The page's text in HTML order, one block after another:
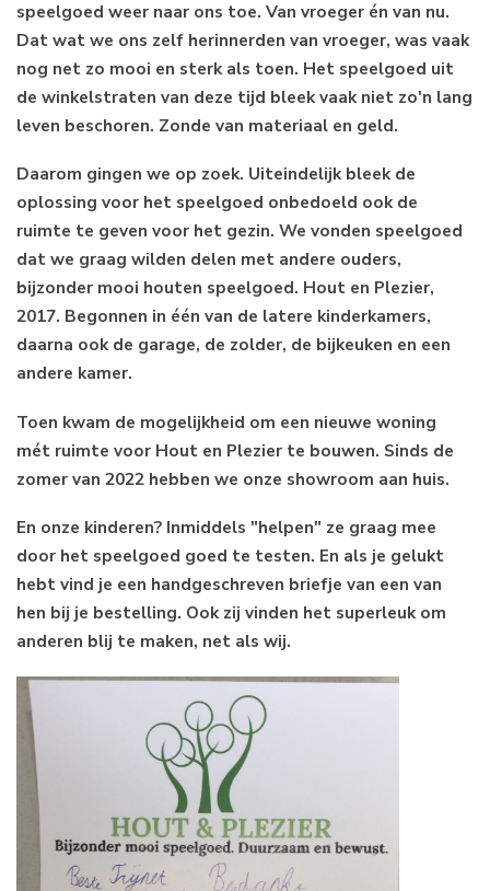
speelgoed weer naar ons toe. Van vroeger én van nu.
Dat wat we ons zelf herinnerden van vroeger, was vaak
nog net zo mooi en sterk als toen. Het speelgoed uit
de winkelstraten van deze tijd bleek vaak niet zo'n lang
leven beschoren. Zonde van materiaal en geld.
Daarom gingen we op zoek. Uiteindelijk bleek de
oplossing voor het speelgoed onbedoeld ook de
ruimte te geven voor het gezin. We vonden speelgoed
dat we graag wilden delen met andere ouders,
bijzonder mooi houten speelgoed. Hout en Plezier,
2017. Begonnen in één van de latere kinderkamers,
daarna ook de garage, de zolder, de bijkeuken en een
andere kamer.
Toen kwam de mogelijkheid om een nieuwe woning
mét ruimte voor Hout en Plezier te bouwen. Sinds de
zomer van 2022 hebben we onze showroom aan huis.
En onze kinderen? Inmiddels "helpen" ze graag mee
door het speelgoed goed te testen. En als je gelukt
hebt vind je een handgeschreven briefje van een van
hen bij je bestelling. Ook zij vinden het superleuk om
anderen blij te maken, net als wij.